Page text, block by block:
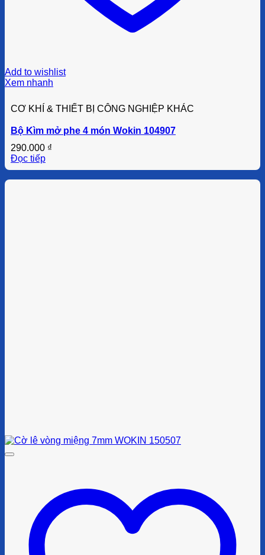
Add to wishlist
Xem nhanh
CƠ KHÍ & THIẾT BỊ CÔNG NGHIỆP KHÁC
Bộ Kìm mở phe 4 món Wokin 104907
290.000 ₫
Đọc tiếp